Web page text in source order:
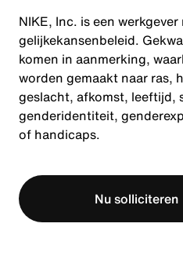
NIKE, Inc. is een werkgever
gelijkekansenbeleid.
komen in aanmerking,
worden gemaakt naar ras,
geslacht, afkomst, leeftijd,
genderidentiteit,
of handicaps.
Nu solliciteren